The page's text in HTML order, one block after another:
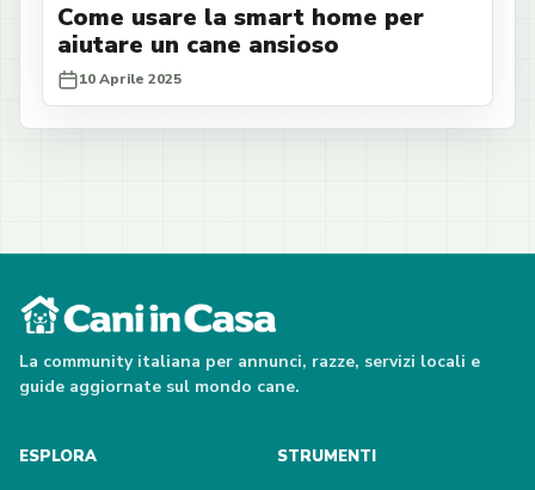
Come usare la smart home per
aiutare un cane ansioso
10 Aprile 2025
La community italiana per annunci, razze, servizi locali e
guide aggiornate sul mondo cane.
ESPLORA STRUMENTI